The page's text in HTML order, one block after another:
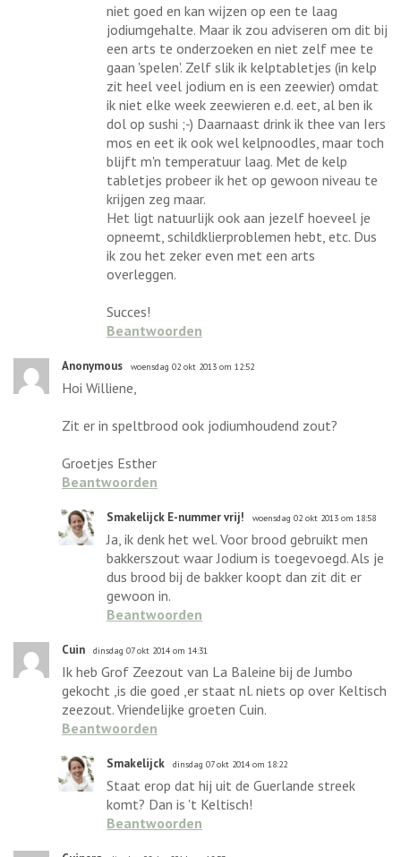
niet goed en kan wijzen op een te laag
jodiumgehalte. Maar ik zou adviseren om dit bij
een arts te onderzoeken en niet zelf mee te
gaan 'spelen'. Zelf slik ik kelptabletjes (in kelp
zit heel veel jodium en is een zeewier) omdat
ik niet elke week zeewieren e.d. eet, al ben ik
dol op sushi ;-) Daarnaast drink ik thee van Iers
mos en eet ik ook wel kelpnoodles, maar toch
blijft m'n temperatuur laag. Met de kelp
tabletjes probeer ik het op gewoon niveau te
krijgen zeg maar.
Het ligt natuurlijk ook aan jezelf hoeveel je
opneemt, schildklierproblemen hebt, etc. Dus
ik zou het zeker even met een arts
overleggen.
Succes!
Beantwoorden
Anonymous woensdag 02 okt 2013 om 12:52
Hoi Williene,
Zit er in speltbrood ook jodiumhoudend zout?
Groetjes Esther
Beantwoorden
Smakelijck E-nummer vrij! woensdag 02 okt 2013 om 18:58
Ja, ik denk het wel. Voor brood gebruikt men
bakkerszout waar Jodium is toegevoegd. Als je
dus brood bij de bakker koopt dan zit dit er
gewoon in.
Beantwoorden
Cuin dinsdag 07 okt 2014 om 14:31
Ik heb Grof Zeezout van La Baleine bij de Jumbo
gekocht ,is die goed ,er staat nl. niets op over Keltisch
zeezout. Vriendelijke groeten Cuin.
Beantwoorden
Smakelijck dinsdag 07 okt 2014 om 18:22
Staat erop dat hij uit de Guerlande streek
komt? Dan is 't Keltisch!
Beantwoorden